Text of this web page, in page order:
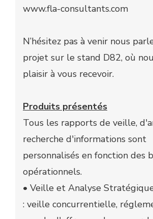
www.fla-consultants.com
N’hésitez pas à venir nous
projet sur le stand D82, où
plaisir à vous recevoir.
Produits présentés
Tous les rapports de veille,
recherche d'informations sont
personnalisés en fonction des
opérationnels.
• Veille et Analyse
: veille concurrentielle,